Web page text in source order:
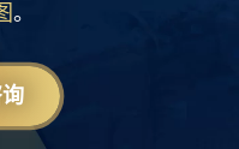
。